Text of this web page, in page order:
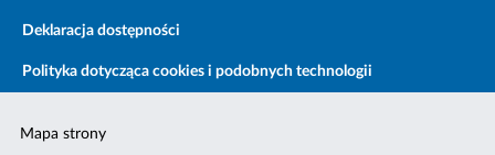
Deklaracja dostępności
Polityka dotycząca cookies i podobnych technologii
Mapa strony